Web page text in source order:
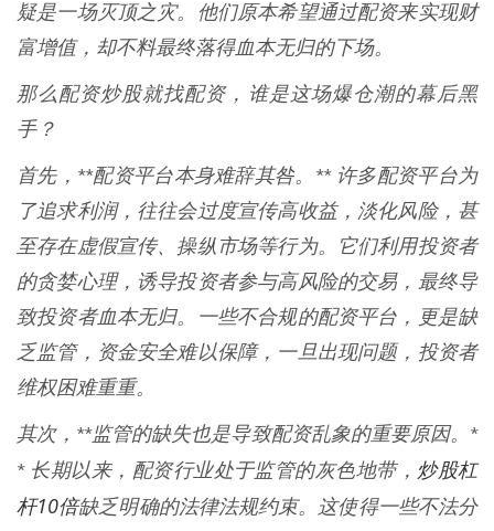
疑是一场灭顶之灾。他们原本希望通过配资来实现财
富增值，却不料最终落得血本无归的下场。
那么配资炒股就找配资，谁是这场爆仓潮的幕后黑
手？
首先，**配资平台本身难辞其咎。** 许多配资平台为
了追求利润，往往会过度宣传高收益，淡化风险，甚
至存在虚假宣传、操纵市场等行为。它们利用投资者
的贪婪心理，诱导投资者参与高风险的交易，最终导
致投资者血本无归。一些不合规的配资平台，更是缺
乏监管，资金安全难以保障，一旦出现问题，投资者
维权困难重重。
其次，**监管的缺失也是导致配资乱象的重要原因。*
* 长期以来，配资行业处于监管的灰色地带， 炒股杠
杆10倍缺乏明确的法律法规约束。这使得一些不法分